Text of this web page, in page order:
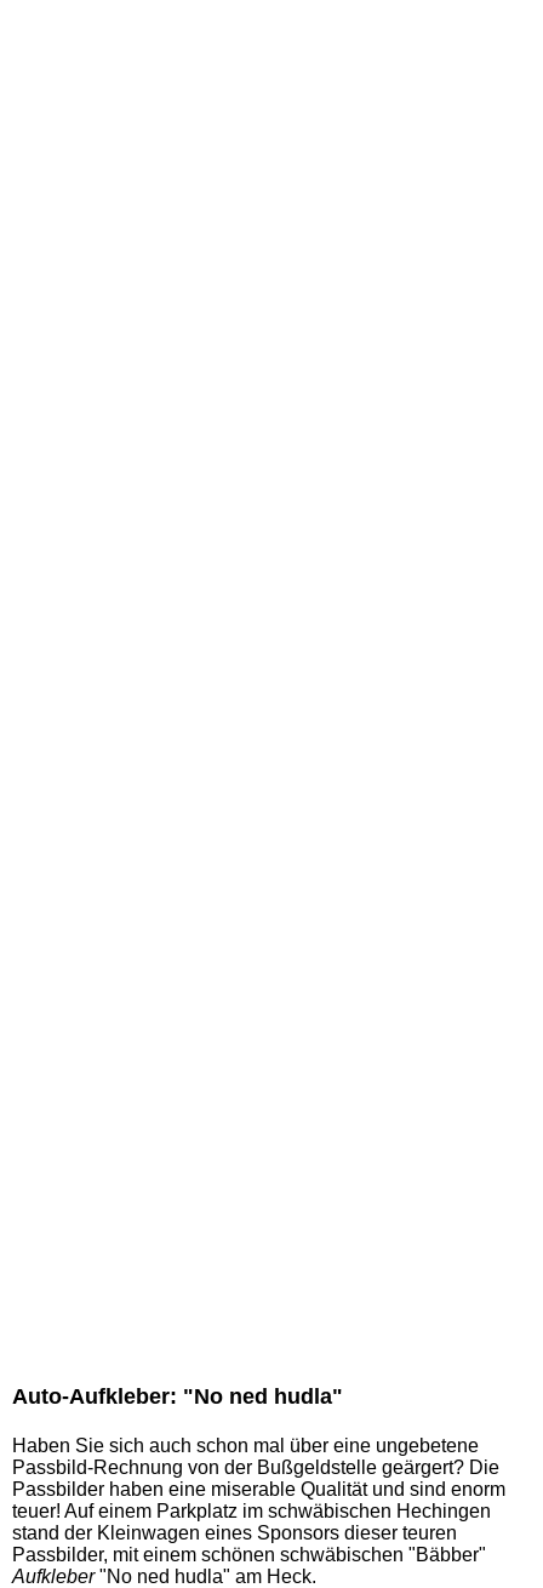
Auto-Aufkleber: "No ned hudla"
Haben Sie sich auch schon mal über eine ungebetene
Passbild-Rechnung von der Bußgeldstelle geärgert? Die
Passbilder haben eine miserable Qualität und sind enorm
teuer! Auf einem Parkplatz im schwäbischen Hechingen
stand der Kleinwagen eines Sponsors dieser teuren
Passbilder, mit einem schönen schwäbischen "Bäbber"
Aufkleber"No ned hudla" am Heck.